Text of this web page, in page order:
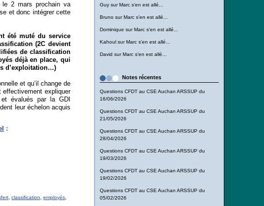
Guy surMarc s'en est allé...
Bruno surMarc s'en est allé...
Dominique surMarc s'en est allé...
Kahoul surMarc s'en est allé...
David surMarc s'en est allé...
Notes récentes
Questions CFDT au CSE Auchan ARSSUP du
16/06/2026
Questions CFDT au CSE Auchan ARSSUP du
21/05/2026
Questions CFDT au CSE Auchan ARSSUP du
28/04/2026
Questions CFDT au CSE Auchan ARSSUP du
19/03/2026
Questions CFDT au CSE Auchan ARSSUP du
19/02/2026
Questions CFDT au CSE Auchan ARSSUP du
05/02/2026
2 mars prochain va
et donc intégrer cette
été muté du service
(2C devient
de classification
déjà en place, qui
d’exploitation…)
et qu’il change de
expliquer
évalués par la GDI
leur échelon acquis
:
,classification ,employés